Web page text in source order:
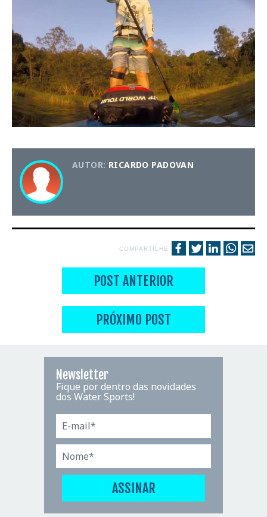
AUTOR: RICARDO PADOVAN
COMPARTILHE
POST ANTERIOR
PRÓXIMO POST
Newsletter
Fique por dentro das novidades
dos Water Sports!